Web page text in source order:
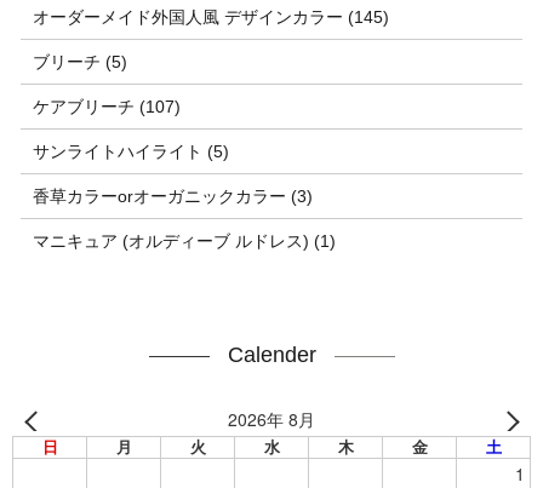
オーダーメイド外国人風 デザインカラー (145)
ブリーチ (5)
ケアブリーチ (107)
サンライトハイライト (5)
香草カラーorオーガニックカラー (3)
マニキュア (オルディーブ ルドレス) (1)
Calender
2026年 8月
日 月 火 水 木 金 土
1